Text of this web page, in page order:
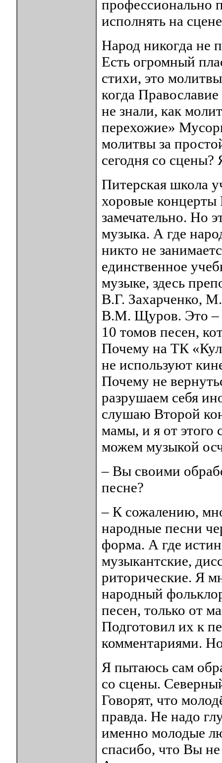
профессионально
исполнять на
Народ никогда не
Есть огромный
стихи, это
когда
не знали, как
перехожие»
молитвы за
сегодня со сцены?
Питерская школа
хоровые концерты
замечательно. Но
музыка. А где
никто не
единственное
музыке, здесь
В.Г. Захарченко,
В.М. Щуров. Это –
10 томов песен,
Почему на ТК
не используют
Почему не
разрушаем себя
слушаю Второй
мамы, и я от этого
можем музыкой
– Вы своими
песне?
– К сожалению,
народные песни
форма. А где
музыкантские,
риторические. Я
народный
песен, только от
Подготовил их к
комментариями.
Я пытаюсь сам
со сцены.
Говорят, что
правда. Не надо
именно молодые
спасибо, что Вы